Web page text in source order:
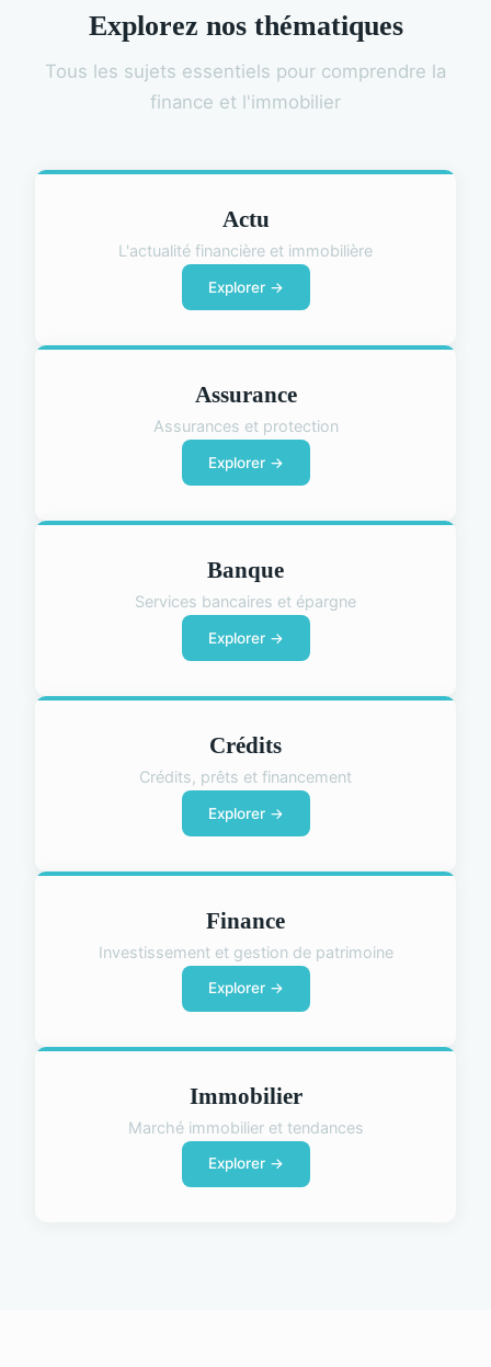
Explorez nos thématiques
Tous les sujets essentiels pour comprendre la
finance et l'immobilier
Actu
L'actualité financière et immobilière
Explorer →
Assurance
Assurances et protection
Explorer →
Banque
Services bancaires et épargne
Explorer →
Crédits
Crédits, prêts et financement
Explorer →
Finance
Investissement et gestion de patrimoine
Explorer →
Immobilier
Marché immobilier et tendances
Explorer →